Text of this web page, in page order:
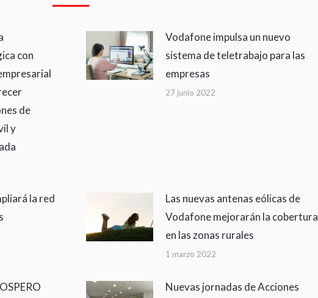
con
de
y
Vodafone impulsa un nuevo
sistema de teletrabajo para las
empresas
27 junio 2022
la red
Las nuevas antenas eólicas de
Vodafone mejorarán la cobertura
en las zonas rurales
1 marzo 2022
Nuevas jornadas de Acciones